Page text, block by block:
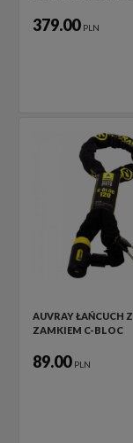
379.00 PLN
AUVRAY ŁAŃCUCH Z
ZAMKIEM C-BLOC
89.00 PLN